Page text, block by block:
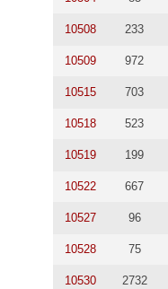
10508 233
10509 972
10515 703
10518 523
10519 199
10522 667
10527 96
10528 75
10530 2732